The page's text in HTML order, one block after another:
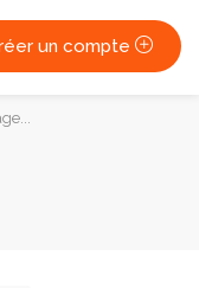
un compte